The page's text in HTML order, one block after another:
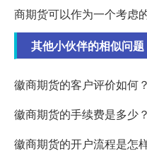
商期货可以作为一个考虑的
其他小伙伴的相似问题
徽商期货的客户评价如何？
徽商期货的手续费是多少？
徽商期货的开户流程是怎